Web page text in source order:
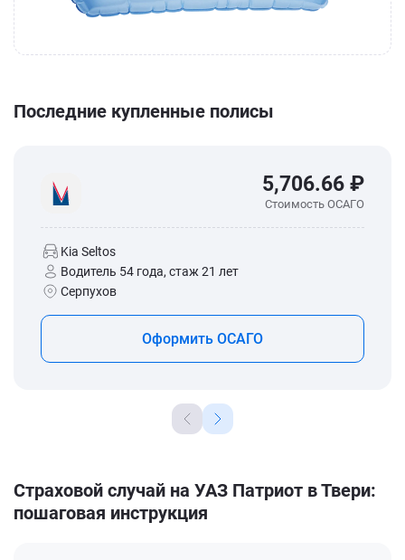
Последние купленные полисы
5,706.66 ₽
Стоимость ОСАГО
Kia Seltos
Водитель 54 года, стаж 21 лет
Серпухов
Оформить ОСАГО
Страховой случай на УАЗ Патриот в Твери:
пошаговая инструкция